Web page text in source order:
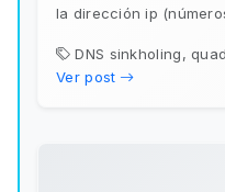
la dirección ip
DNS sinkholing,
Ver post